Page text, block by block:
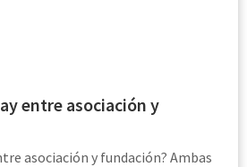
entre asociación y
asociación y fundación? Ambas